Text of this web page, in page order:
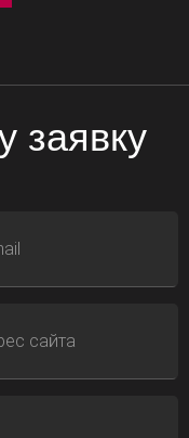
заявку